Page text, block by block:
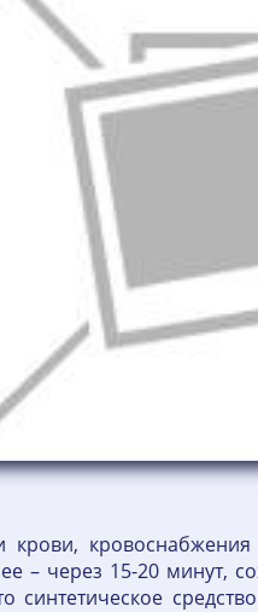
– через 15-20 минут,